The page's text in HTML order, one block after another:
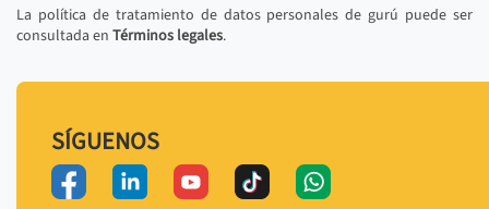
La política de tratamiento de datos personales de gurú puede ser
consultada en Términos legales.
SÍGUENOS